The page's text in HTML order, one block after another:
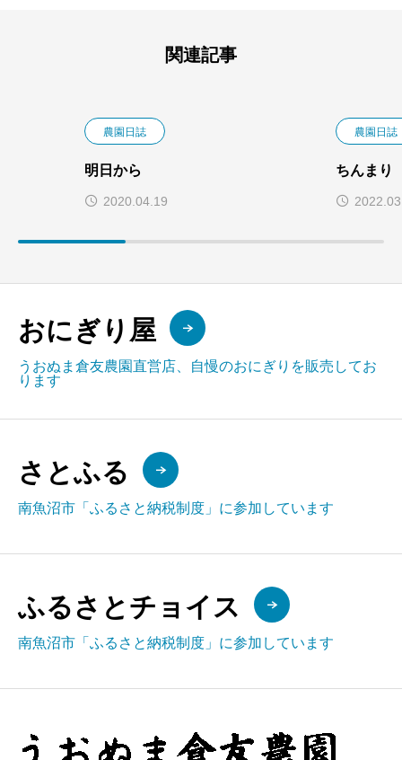
関連記事
農園日誌
明日から
2020.04.19
農園日誌
ちんまり
おにぎり屋
うおぬま倉友農園直営店、自慢のおにぎりを販売してお
ります
さとふる
南魚沼市「ふるさと納税制度」に参加しています
ふるさとチョイス
南魚沼市「ふるさと納税制度」に参加しています